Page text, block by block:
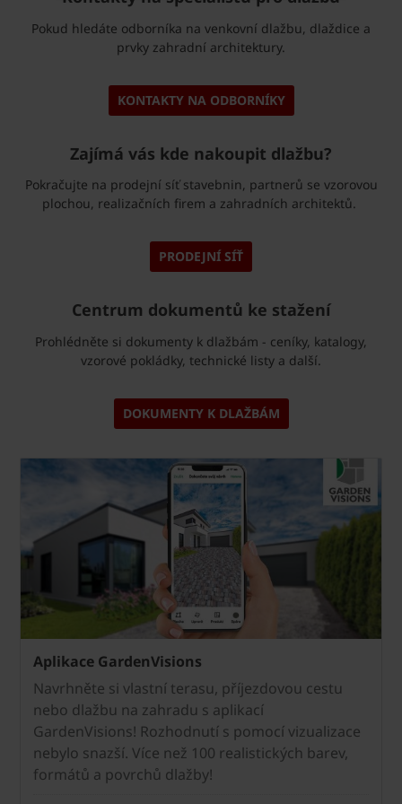
Pokud hledáte odborníka na venkovní dlažbu, dlaždice a
prvky zahradní architektury.
KONTAKTY NA ODBORNÍKY
Zajímá vás kde nakoupit dlažbu?
Pokračujte na prodejní síť stavebnin, partnerů se vzorovou
plochou, realizačních firem a zahradních architektů.
PRODEJNÍ SÍŤ
Centrum dokumentů ke stažení
Prohlédněte si dokumenty k dlažbám - ceníky, katalogy,
vzorové pokládky, technické listy a další.
DOKUMENTY K DLAŽBÁM
Aplikace GardenVisions
Navrhněte si vlastní terasu, příjezdovou cestu
nebo dlažbu na zahradu s aplikací
GardenVisions! Rozhodnutí s pomocí vizualizace
nebylo snazší. Více než 100 realistických barev,
formátů a povrchů dlažby!